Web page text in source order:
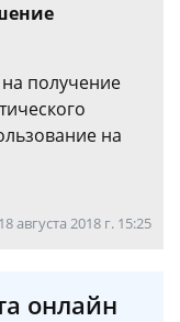
получение
на
18 августа 2018 г. 15:25
онлайн